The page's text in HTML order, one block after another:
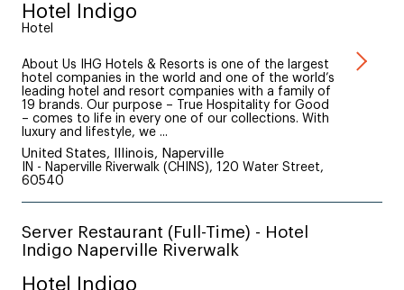
Hotel Indigo
Hotel
About Us IHG Hotels & Resorts is one of the largest
hotel companies in the world and one of the world’s
leading hotel and resort companies with a family of
19 brands. Our purpose – True Hospitality for Good
– comes to life in every one of our collections. With
luxury and lifestyle, we ...
United States, Illinois, Naperville
IN - Naperville Riverwalk (CHINS), 120 Water Street,
60540
Server Restaurant (Full-Time) - Hotel
Indigo Naperville Riverwalk
Hotel Indigo